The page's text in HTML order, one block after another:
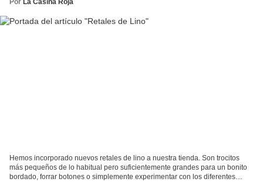
Hemos incorporado nuevos retales de lino a nuestra tienda. Son trocitos
más pequeños de lo habitual pero suficientemente grandes para un bonito
bordado, forrar botones o simplemente experimentar con los diferentes